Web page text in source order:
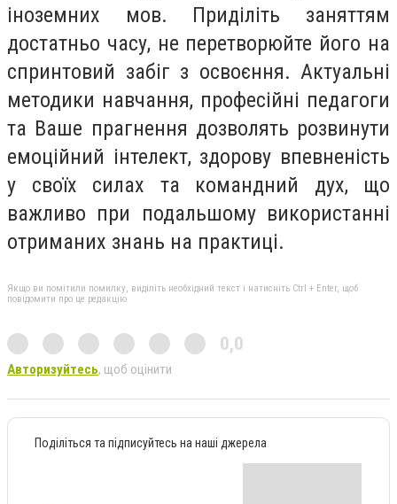
іноземних мов. Приділіть заняттям
достатньо часу, не перетворюйте його на
спринтовий забіг з освоєння. Актуальні
методики навчання, професійні педагоги
та Ваше прагнення дозволять розвинути
емоційний інтелект, здорову впевненість
у своїх силах та командний дух, що
важливо при подальшому використанні
отриманих знань на практиці.
Якщо ви помітили помилку, виділіть необхідний текст і натисніть Ctrl + Enter, щоб
повідомити про це редакцію
0,0
Авторизуйтесь, щоб оцінити
Поділіться та підписуйтесь на наші джерела